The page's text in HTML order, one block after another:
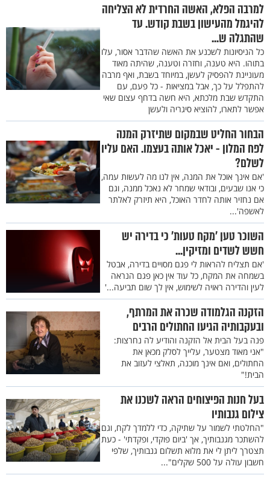
למרבה הפלא, האשה החרדית לא הצליחה
להיגמל מהעישון בשבת קודש. עד
שהתגלה ש...
כל הניסיונות לשכנע את האשה שהדבר אסור, עלו
בתוהו. היא טענה, וחזרה וטענה, שהיתה מאוד
מעוניינת להפסיק לעשן, במיוחד בשבת, ואף מרבה
להתפלל על כך, אבל במציאות - כל פעם, עם
התקדש שבת מלכתא, היא חשה בדחף עצום שאי
אפשר לתארו, להוציא סיגריה ולעשן
הבחור החליט שבמקום שתיזרק המנה
לפח המלון - יאכל אותה בעצמו. האם עליו
לשלם?
'אם אינך אוכל את המנה, אין לנו מה לעשות עמה,
כי אנו שבעים, ובודאי שמחר לא נאכל ממנה, וגם
אם נחזיר אותה לחדר האוכל, היא תיזרק לאלתר
לאשפה'...
השוכר טען ’מקח טעות’ כי בדירה יש
חשש לשדים ומזיקין...
'אם תצליח להראות לי פגם מסויים בדירה, אבטל
בשמחה את המקח, כל עוד אין כאן פגם הנראה
לעין והדירה ראויה לשימוש, אין לך שום תביעה...'
הזקנה הגלמודה שכרה את המרתף,
ובעקבותיה הגיעו החתולים הרבים
פנה בעל הבית אל הזקנה והודיע לה נחרצות:
"אני מאוד מצטער, עלייך לסלק מכאן את
החתולים, ואם אינך מוכנה, תאלצי לעזוב את
הבית!"
בעל חנות הפיצוחים הראה לשכנו את
צילום גנבותיו
"החלטתי לשמור על שתיקה, כדי ללמדך לקח, וגם
להשתכר מגנבותיך, אך 'ביום פוקדי, ופקדתי' - כעת
תצטרך ליתן לי את מלוא תשלום גנבותיך, שלפי
חשבון עולה על 500 שקלים"...